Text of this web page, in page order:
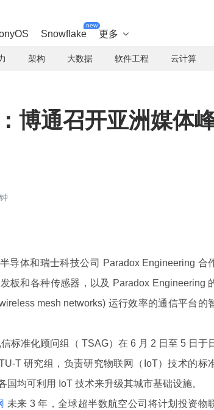
Snowflake
new
更多 
架构 大数据 软件工程 云计算
博通召开亚洲媒体
导体和瑞士科技公司 Paradox Engineering 合
板和各种传感器，以及 Paradox Engineering
mesh networks) 运行效率的通信平台的
标准化顾问组（ TSAG）在 6 月 2 日至 5 日于
T 研究组，负责研究物联网（IoT）技术的标
均可利用 IoT 技术来升级其城市基础设施。
未来 3 年，全球超半数航空公司将计划投资物